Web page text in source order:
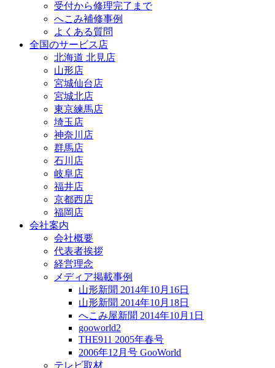
受付から修理完了まで
へこみ補修事例
よくある質問
全国のサービス店
北海道 北見店
山形店
宮城仙台店
宮城北店
東京練馬店
埼玉店
神奈川店
群馬店
石川店
岐阜店
福井店
京都西店
福岡店
会社案内
会社概要
代表者挨拶
経営理念
メディア掲載事例
山形新聞 2014年10月16日
山形新聞 2014年10月18日
へこみ屋新聞 2014年10月1日
gooworld2
THE911 2005年春号
2006年12月号 GooWorld
テレビ取材